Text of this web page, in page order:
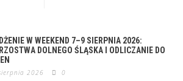
W WEEKEND 7–9 SIERPNIA 2026:
DOLNEGO ŚLĄSKA I ODLICZANIE DO
2026 0